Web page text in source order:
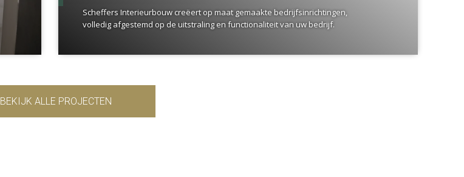
Scheffers Interieurbouw creëert op maat gemaakte bedrijfsinrichtingen,
volledig afgestemd op de uitstraling en functionaliteit van uw bedrijf.
BEKIJK ALLE PROJECTEN